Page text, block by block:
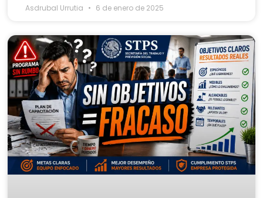
Asdrubal Urrutia 6 de enero de 2025